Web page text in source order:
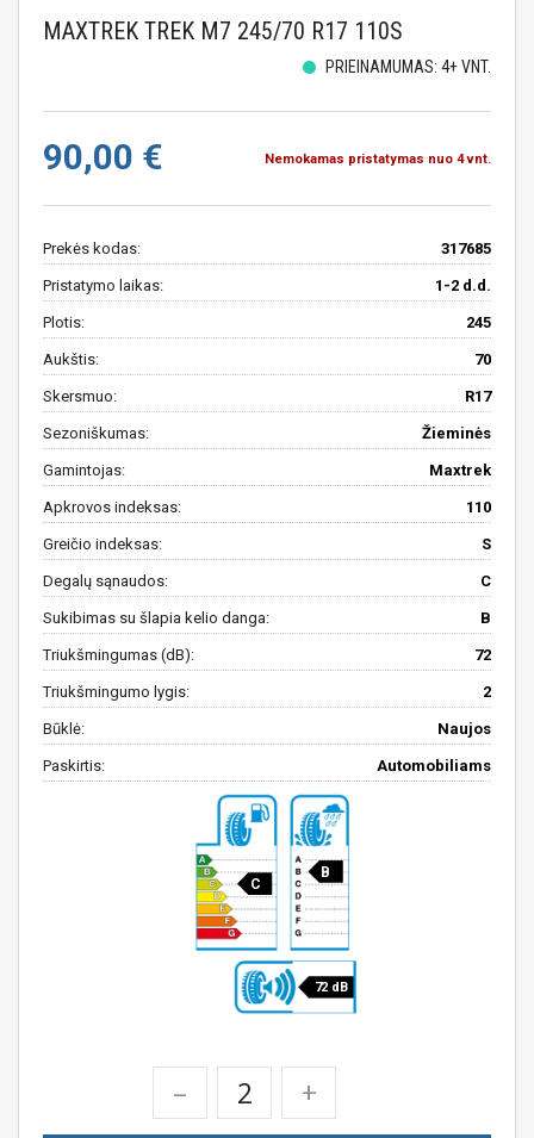
MAXTREK TREK M7 245/70 R17 110S
PRIEINAMUMAS: 4+ VNT.
90,00 € Nemokamas pristatymas nuo 4 vnt.
Prekės kodas: 317685
Pristatymo laikas: 1-2 d.d.
Plotis: 245
Aukštis: 70
Skersmuo: R17
Sezoniškumas: Žieminės
Gamintojas: Maxtrek
Apkrovos indeksas: 110
Greičio indeksas: S
Degalų sąnaudos: C
Sukibimas su šlapia kelio danga: B
Triukšmingumas (dB): 72
Triukšmingumo lygis: 2
Būklė: Naujos
Paskirtis: Automobiliams
C
B
72 dB
– +